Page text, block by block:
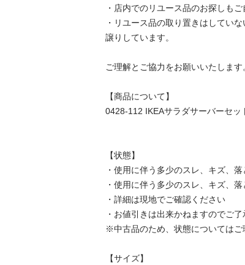
・店内でのリユース品のお探しも
・リユース品の取り置きはしてい
譲りしています。
ご理解とご協力をお願いいたします
【商品について】
0428-112 IKEAサラダサーバーセッ
【状態】
・使用に伴う多少のスレ、キズ、
・使用に伴う多少のスレ、キズ、
・詳細は現地でご確認ください
・お値引きは出来かねますのでご
※中古品のため、状態についてはご
【サイズ】